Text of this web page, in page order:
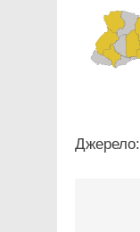
Джерело: